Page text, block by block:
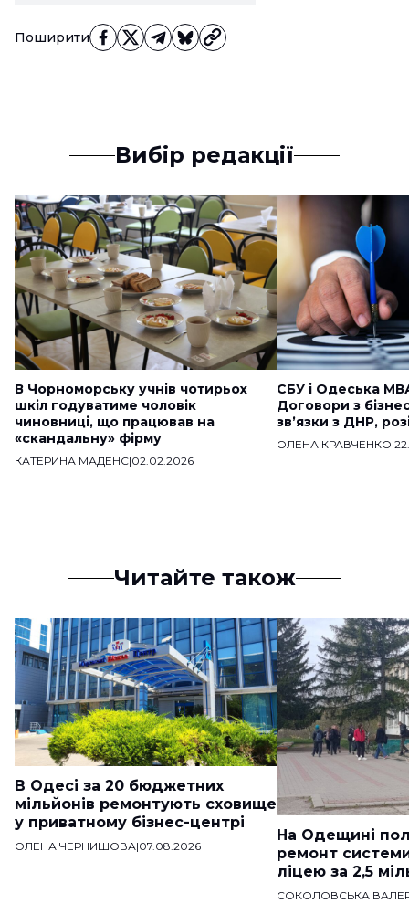
Поширити
Вибір редакції
В Чорноморську учнів чотирьох
шкіл годуватиме чоловік
чиновниці, що працював на
«скандальну» фірму
КАТЕРИНА МАДЕНС|02.02.2026
СБУ і Одеська
Договори з
звʼязки з ДНР,
ОЛЕНА КРАВЧЕНКО|
Читайте також
В Одесі за 20 бюджетних
мільйонів ремонтують сховище
у приватному бізнес-центрі
ОЛЕНА ЧЕРНИШОВА|07.08.2026
На Одещині
ремонт
ліцею за 2,5
СОКОЛОВСЬКА